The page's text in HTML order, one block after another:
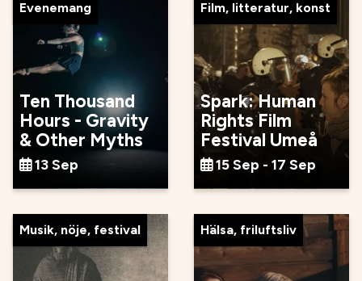
Evenemang
Ten Thousand
Hours - Gravity
& Other Myths
13 Sep
Film, litteratur, konst
Spark: Human
Rights Film
Festival Umeå
15 Sep - 17 Sep
Musik, nöje, festival Hälsa, friluftsliv